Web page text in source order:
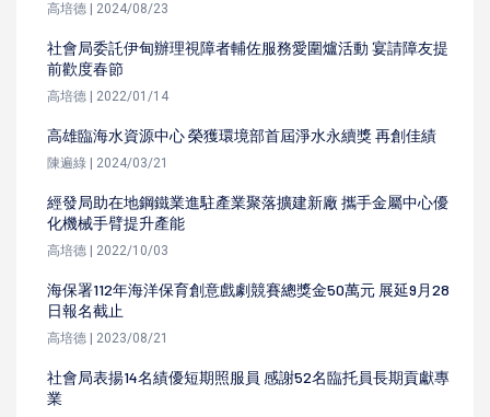
高培德 | 2024/08/23
社會局委託伊甸辦理視障者輔佐服務愛圍爐活動 宴請障友提
前歡度春節
高培德 | 2022/01/14
高雄臨海水資源中心 榮獲環境部首屆淨水永續獎 再創佳績
陳遍綠 | 2024/03/21
經發局助在地鋼鐵業進駐產業聚落擴建新廠 攜手金屬中心優
化機械手臂提升產能
高培德 | 2022/10/03
海保署112年海洋保育創意戲劇競賽總獎金50萬元 展延9月28
日報名截止
高培德 | 2023/08/21
社會局表揚14名績優短期照服員 感謝52名臨托員長期貢獻專
業